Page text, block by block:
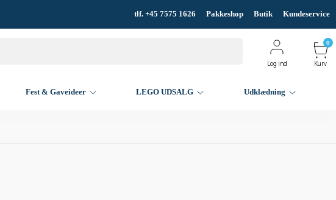
tlf. +45 7575 1626 Pakkeshop Butik Kundeservice
Log ind
0
Kurv
Fest & Gaveideer LEGO UDSALG Udklædning